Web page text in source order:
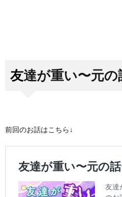
友達が重い〜元
前回のお話はこちら↓